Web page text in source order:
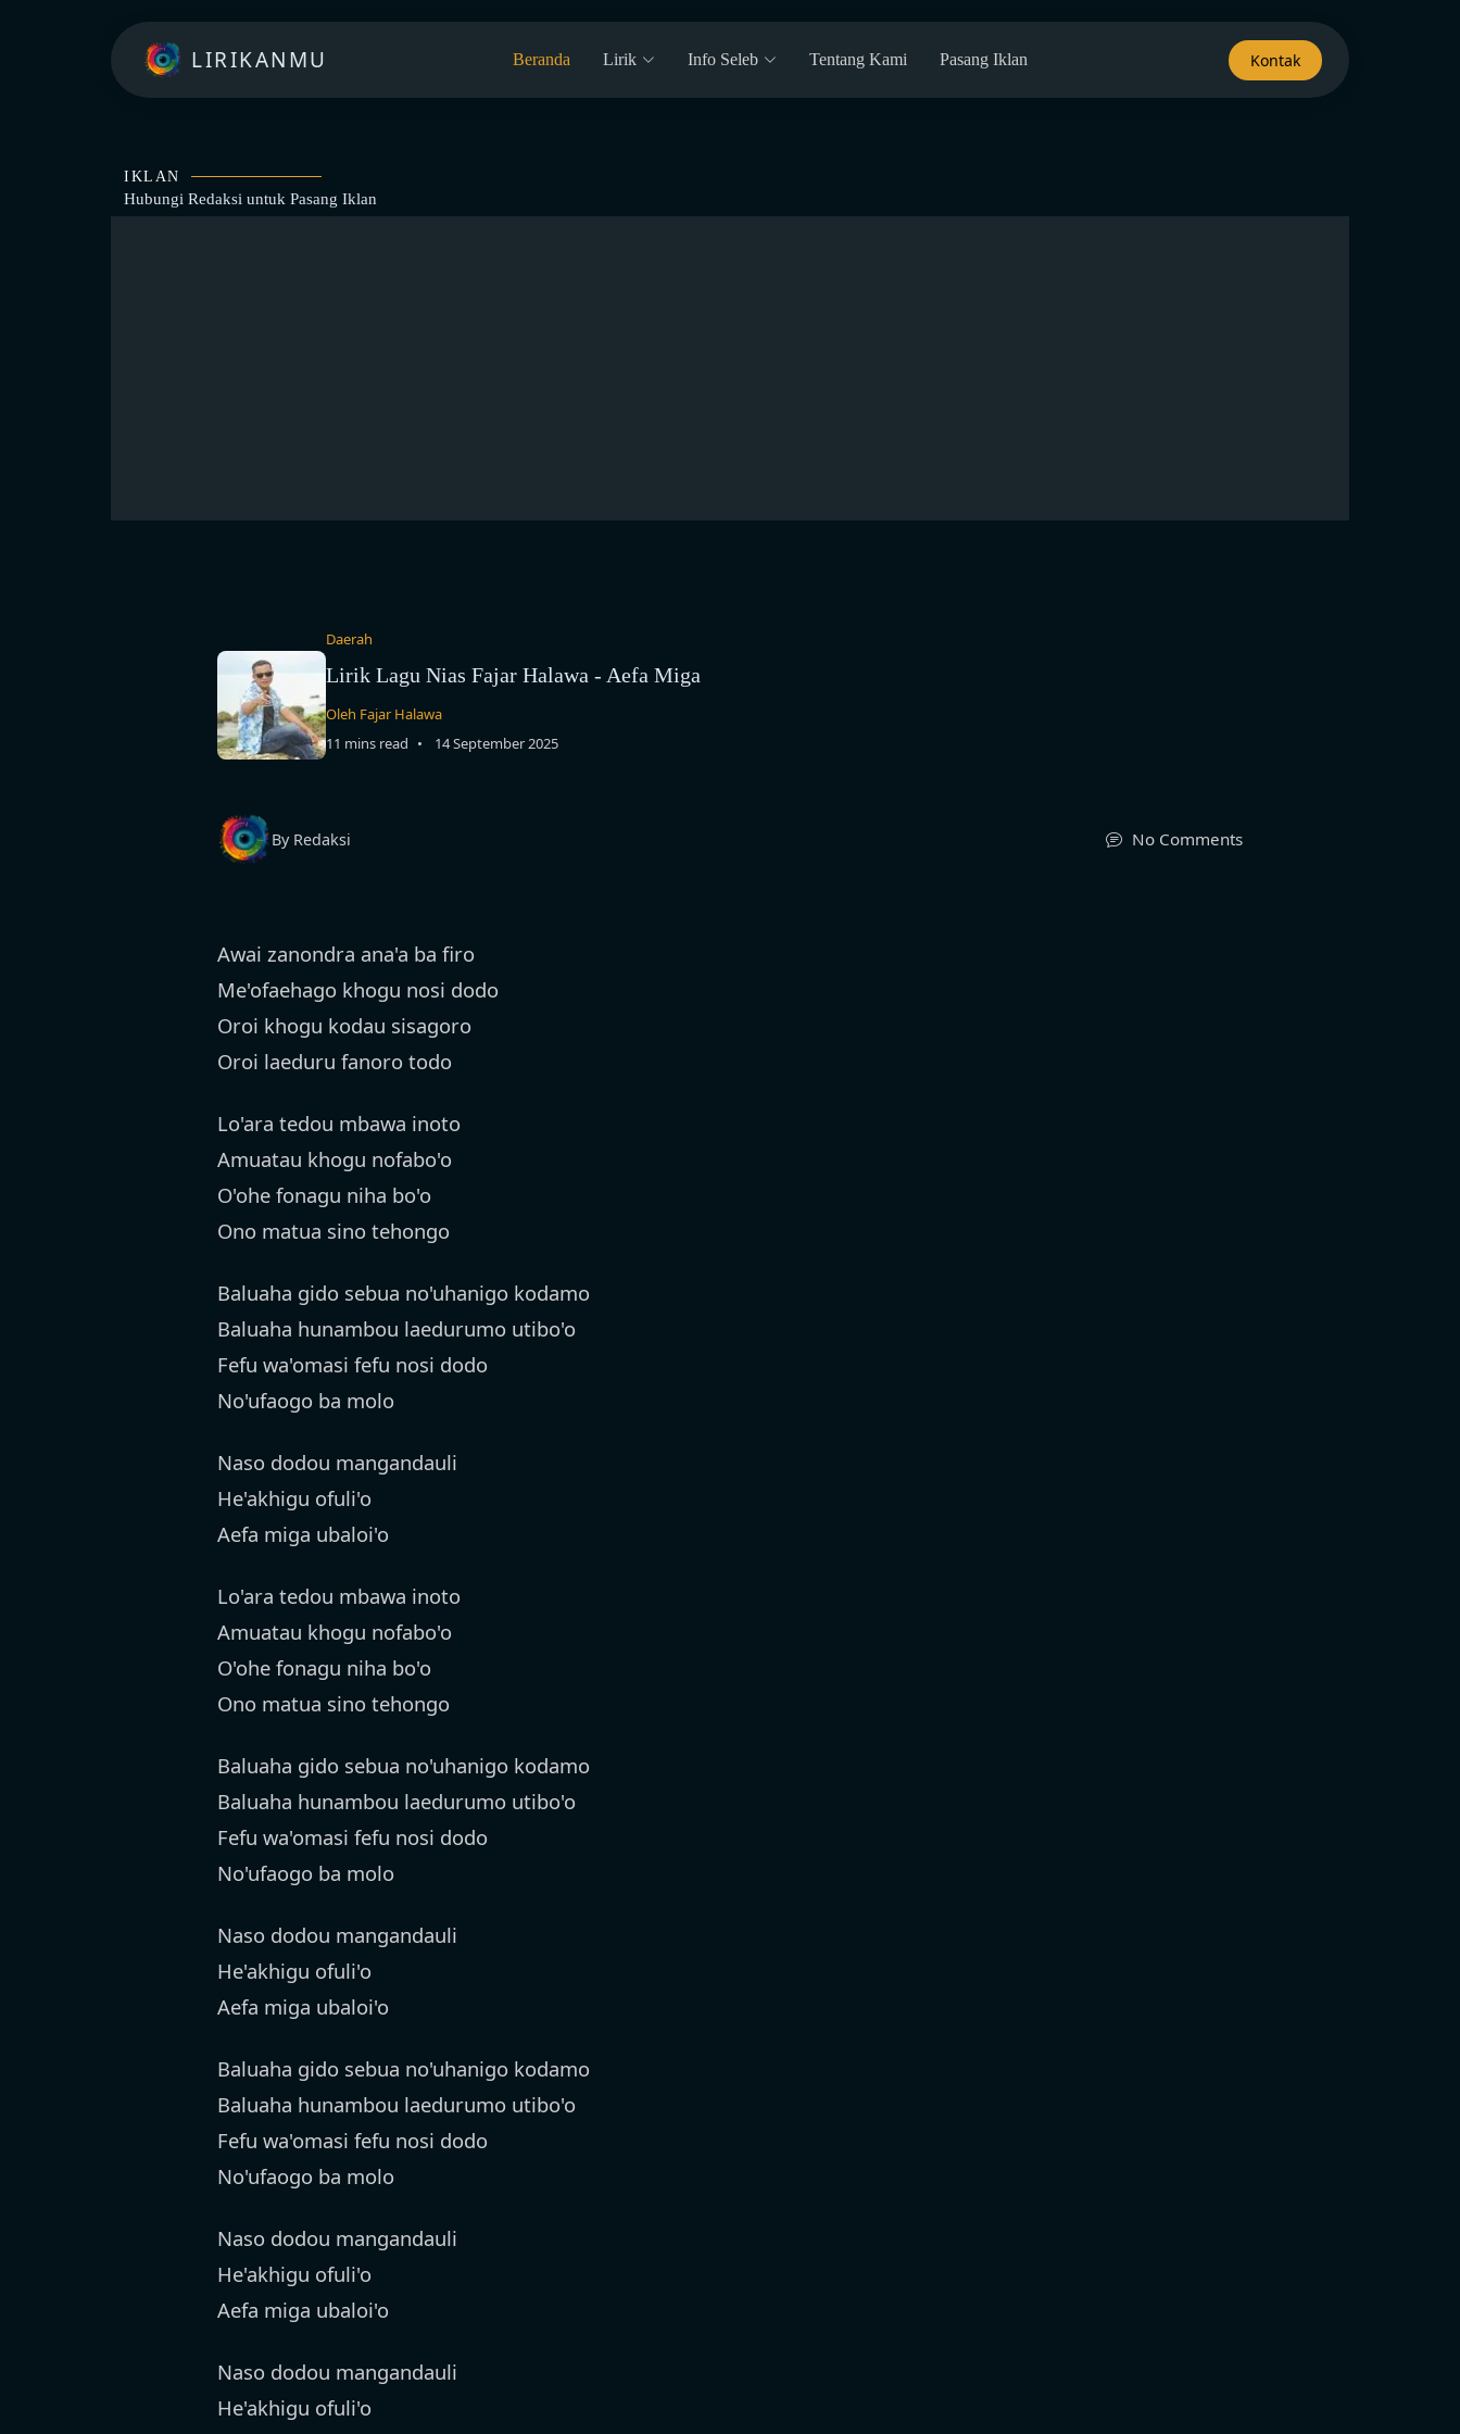
LIRIKANMU Beranda Lirik Info Seleb Tentang Kami Pasang Iklan Kontak
IKLAN
Hubungi Redaksi untuk Pasang Iklan
Daerah
Lirik Lagu Nias Fajar Halawa - Aefa Miga
Oleh Fajar Halawa
11 mins read
14 September 2025
By Redaksi No Comments
Awai zanondra ana'a ba firo
Me'ofaehago khogu nosi dodo
Oroi khogu kodau sisagoro
Oroi laeduru fanoro todo
Lo'ara tedou mbawa inoto
Amuatau khogu nofabo'o
O'ohe fonagu niha bo'o
Ono matua sino tehongo
Baluaha gido sebua no'uhanigo kodamo
Baluaha hunambou laedurumo utibo'o
Fefu wa'omasi fefu nosi dodo
No'ufaogo ba molo
Naso dodou mangandauli
He'akhigu ofuli'o
Aefa miga ubaloi'o
Lo'ara tedou mbawa inoto
Amuatau khogu nofabo'o
O'ohe fonagu niha bo'o
Ono matua sino tehongo
Baluaha gido sebua no'uhanigo kodamo
Baluaha hunambou laedurumo utibo'o
Fefu wa'omasi fefu nosi dodo
No'ufaogo ba molo
Naso dodou mangandauli
He'akhigu ofuli'o
Aefa miga ubaloi'o
Baluaha gido sebua no'uhanigo kodamo
Baluaha hunambou laedurumo utibo'o
Fefu wa'omasi fefu nosi dodo
No'ufaogo ba molo
Naso dodou mangandauli
He'akhigu ofuli'o
Aefa miga ubaloi'o
Naso dodou mangandauli
He'akhigu ofuli'o